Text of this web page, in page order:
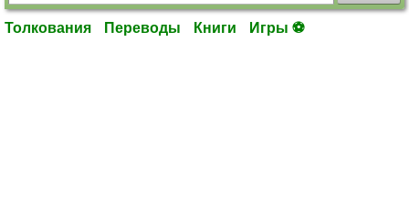
Толкования Переводы Книги Игры ⚽